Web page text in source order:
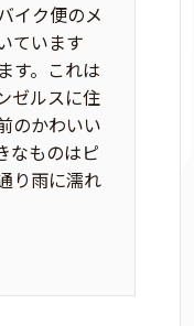
イク便のメ
ています
す。これは
ゼルスに住
のかわいい
なものはピ
り雨に濡れ